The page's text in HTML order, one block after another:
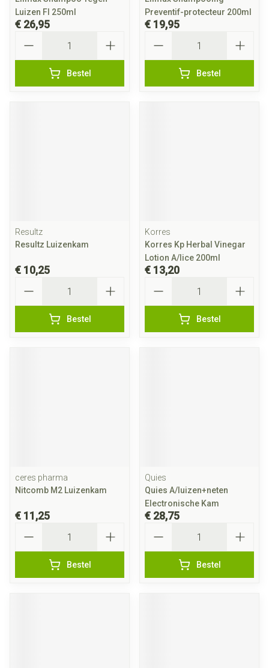
Luizen Fl 250ml
€ 26,95
Bestel
Preventif-protecteur 200ml
€ 19,95
Bestel
Resultz
Resultz Luizenkam
€ 10,25
Bestel
Korres
Korres Kp Herbal Vinegar
Lotion A/lice 200ml
€ 13,20
Bestel
ceres pharma
Nitcomb M2 Luizenkam
€ 11,25
Bestel
Quies
Quies A/luizen+neten
Electronische Kam
€ 28,75
Bestel